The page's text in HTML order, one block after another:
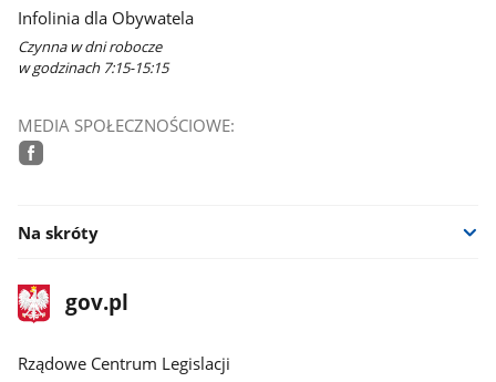
Infolinia dla Obywatela
Czynna w dni robocze
w godzinach 7:15-15:15
MEDIA SPOŁECZNOŚCIOWE:
Na skróty
stopka
gov.plStrona
gov.pl
Rządowe Centrum Legislacji